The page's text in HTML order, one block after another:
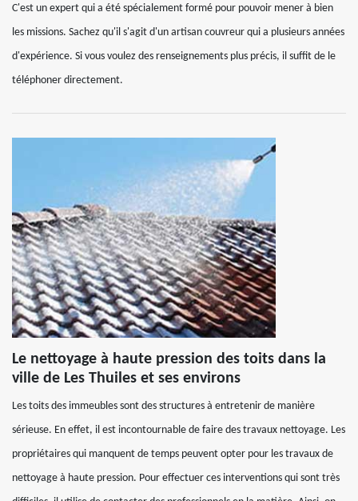
C'est un expert qui a été spécialement formé pour pouvoir mener à bien
les missions. Sachez qu'il s'agit d'un artisan couvreur qui a plusieurs années
d'expérience. Si vous voulez des renseignements plus précis, il suffit de le
téléphoner directement.
Le nettoyage à haute pression des toits dans la
ville de Les Thuiles et ses environs
Les toits des immeubles sont des structures à entretenir de manière
sérieuse. En effet, il est incontournable de faire des travaux nettoyage. Les
propriétaires qui manquent de temps peuvent opter pour les travaux de
nettoyage à haute pression. Pour effectuer ces interventions qui sont très